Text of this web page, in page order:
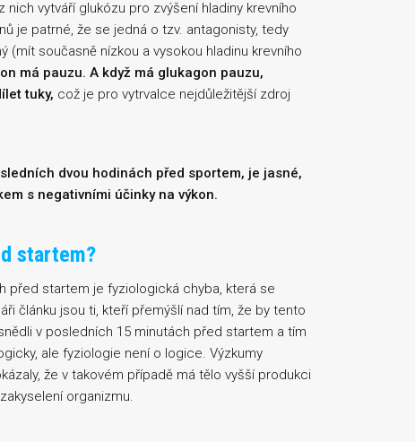
vytváří glukózu pro zvýšení hladiny krevního
je patrné, že se jedná o tzv. antagonisty, tedy
(mít současně nízkou a vysokou hladinu krevního
má pauzu. A když má glukagon pauzu,
tuky, což je pro vytrvalce nejdůležitější zdroj
dvou hodinách před sportem, je jasné,
s negativními účinky na výkon.
startem?
před startem je fyziologická chyba, která se
článku jsou ti, kteří přemýšlí nad tím, že by tento
v posledních 15 minutách před startem a tím
ale fyziologie není o logice. Výzkumy
že v takovém případě má tělo vyšší produkci
organizmu.